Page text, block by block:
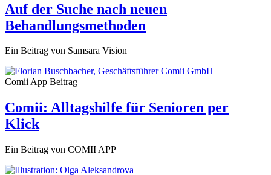
Auf der Suche nach neuen
Behandlungsmethoden
Ein Beitrag von Samsara Vision
Comii App Beitrag
Comii: Alltagshilfe für Senioren per
Klick
Ein Beitrag von COMII APP